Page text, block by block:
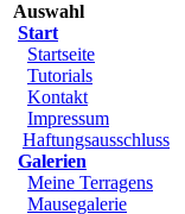
Auswahl
Start
Startseite
Tutorials
Kontakt
Impressum
Haftungsausschluss
Galerien
Meine Terragens
Mausegalerie